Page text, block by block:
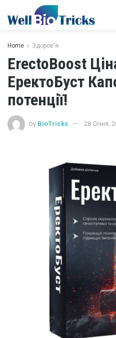
Home Здоров'я
ErectoBoost
ЕректоБуст
потенції!
by BioTricks 28 Січня,